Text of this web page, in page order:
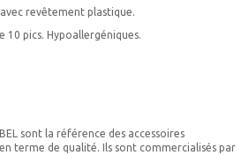
revêtement plastique.
10 pics. Hypoallergéniques.
sont la référence des accessoires
terme de qualité. Ils sont commercialisés par